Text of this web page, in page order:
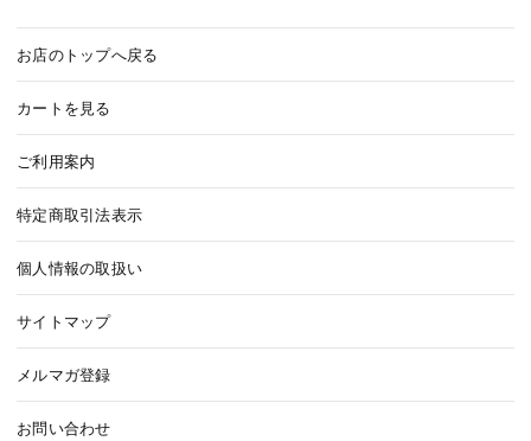
お店のトップへ戻る
カートを見る
ご利用案内
特定商取引法表示
個人情報の取扱い
サイトマップ
メルマガ登録
お問い合わせ